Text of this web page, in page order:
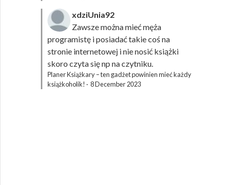
xdziUnia92
Zawsze można mieć męża
programistę i posiadać takie coś na
stronie internetowej i nie nosić książki
skoro czyta się np na czytniku.
Planer Książkary – ten gadżet powinien mieć każdy
książkoholik! · 8 December 2023